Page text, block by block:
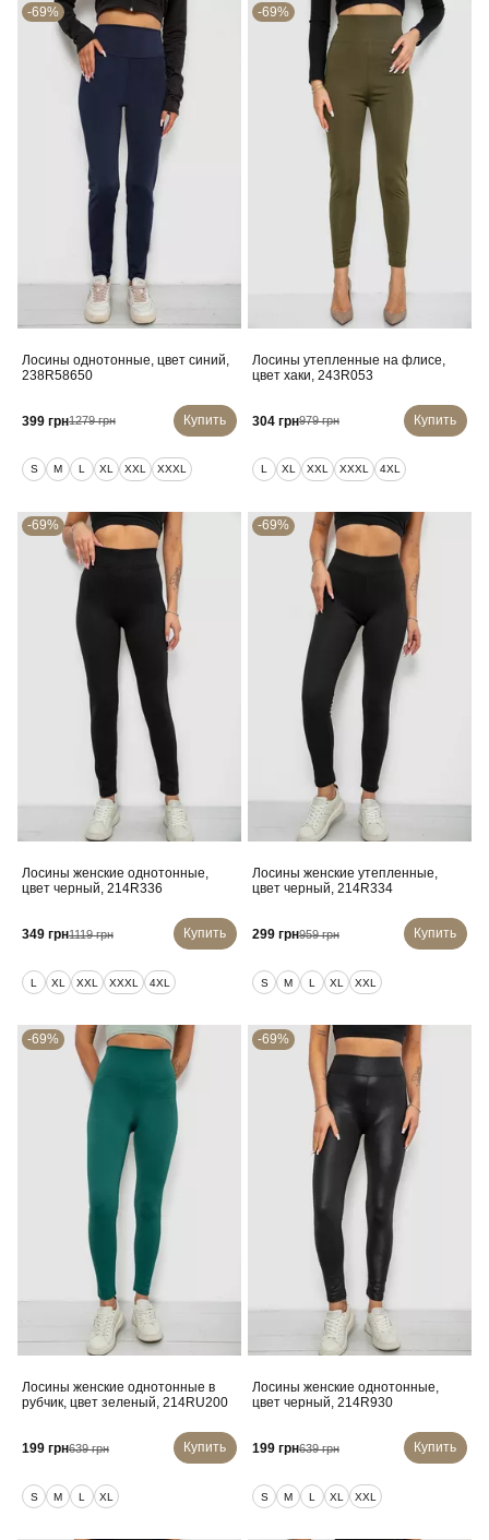
-69%
Лосины однотонные, цвет синий,
238R58650
399 грн1279 грн Купить
S M L XL XXL XXXL
-69%
Лосины утепленные на флисе,
цвет хаки, 243R053
304 грн979 грн Купить
L XL XXL XXXL 4XL
-69%
Лосины женские однотонные,
цвет черный, 214R336
349 грн1119 грн Купить
L XL XXL XXXL 4XL
-69%
Лосины женские утепленные,
цвет черный, 214R334
299 грн959 грн Купить
S M L XL XXL
-69%
Лосины женские однотонные в
рубчик, цвет зеленый, 214RU200
199 грн639 грн Купить
S M L XL
-69%
Лосины женские однотонные,
цвет черный, 214R930
199 грн639 грн Купить
S M L XL XXL